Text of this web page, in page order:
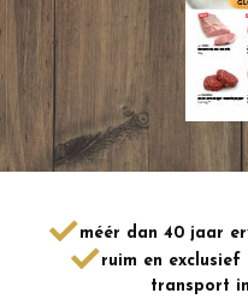
méér dan 40 jaar
ruim en exclusief
transport